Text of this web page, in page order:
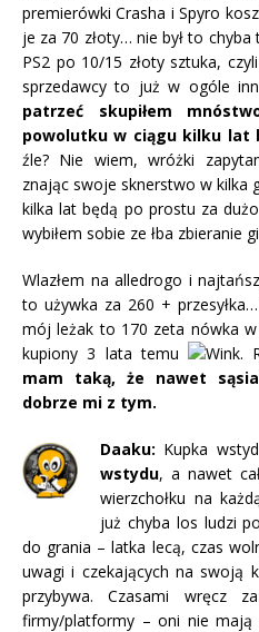
premierówki Crasha i Spyro
je za 70 złoty… nie był to chyba
PS2 po 10/15 złoty sztuka,
sprzedawcy to już w ogóle
patrzeć skupiłem
powolutku w ciągu kilku lat
źle? Nie wiem, wróżki
znając swoje sknerstwo w kilka
kilka lat będą po prostu za
wybiłem sobie ze łba zbieranie
Wlazłem na alledrogo i
to używka za 260 +
mój leżak to 170 zeta nówka
kupiony 3 lata temu
.
mam taką, że nawet
dobrze mi z tym.
Daaku: Kupka
wstydu, a nawet
wierzchołku na
już chyba los ludzi
do grania – latka lecą, czas
uwagi i czekających na swoją
przybywa. Czasami wręcz
firmy/platformy – oni nie